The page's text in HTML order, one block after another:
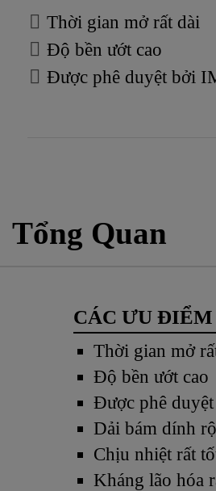
Thời gian mở rất dài
Độ bền ướt cao
Được phê duyệt bởi
Tổng Quan
CÁC ƯU ĐIỂM
Thời gian mở
Độ bền ướt cao
Được phê
Dải bám dính
Chịu nhiệt rất
Kháng lão hóa